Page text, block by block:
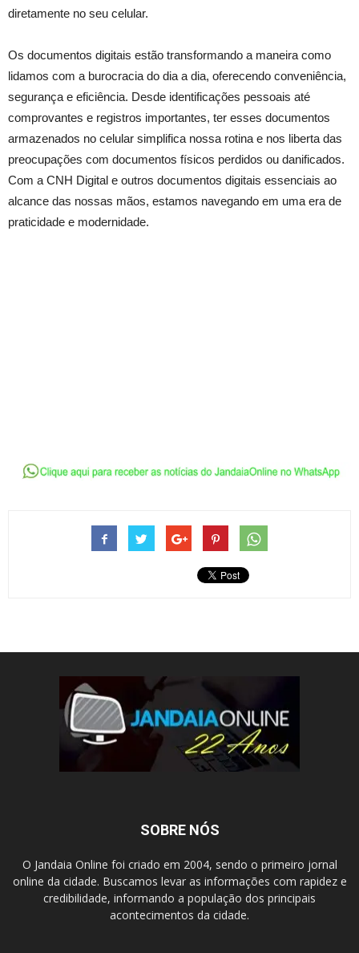
diretamente no seu celular.
Os documentos digitais estão transformando a maneira como
lidamos com a burocracia do dia a dia, oferecendo conveniência,
segurança e eficiência. Desde identificações pessoais até
comprovantes e registros importantes, ter esses documentos
armazenados no celular simplifica nossa rotina e nos liberta das
preocupações com documentos físicos perdidos ou danificados.
Com a CNH Digital e outros documentos digitais essenciais ao
alcance das nossas mãos, estamos navegando em uma era de
praticidade e modernidade.
SOBRE NÓS
O Jandaia Online foi criado em 2004, sendo o primeiro jornal
online da cidade. Buscamos levar as informações com rapidez e
credibilidade, informando a população dos principais
acontecimentos da cidade.